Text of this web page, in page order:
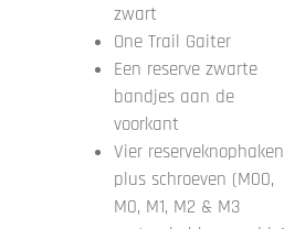
zwart
One Trail Gaiter
Een reserve zwarte
bandjes aan de
voorkant
Vier reserveknophaken
plus schroeven (M00,
M0, M1, M2 & M3